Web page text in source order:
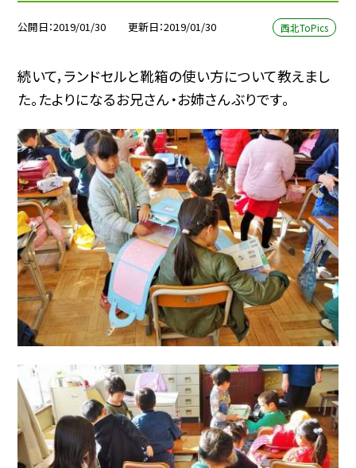
公開日 2019/01/30 更新日 2019/01/30 西北ToPics
続いて，ランドセルと靴箱の使い方について教えまし
た。たよりになるお兄さん・お姉さんぶりです。